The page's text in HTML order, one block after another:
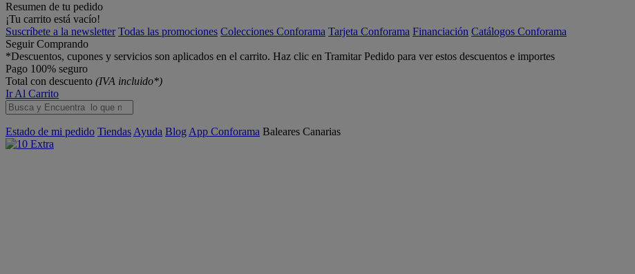
Resumen de tu pedido
¡Tu carrito está vacío!
Suscríbete a la newsletter Todas las promociones Colecciones Conforama Tarjeta Conforama Financiación Catálogos Conforama
Seguir Comprando
*Descuentos, cupones y servicios son aplicados en el carrito. Haz clic en Tramitar Pedido para ver estos descuentos e importes
Pago 100% seguro
Total con descuento (IVA incluido*)
Ir Al Carrito
Estado de mi pedido Tiendas Ayuda Blog App Conforama Baleares Canarias